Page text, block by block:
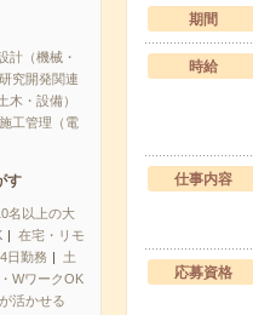
計（機械・
研究開発関連
木・設備）
施工管理（電
す
名以上の大
在宅・リモ
日勤務
土
WワークOK
活かせる
期間
時給
仕事内容
応募資格